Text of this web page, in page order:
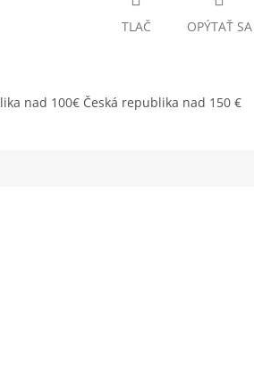
TLAČ OPÝTAŤ SA
nad 100€ Česká republika nad 150 €